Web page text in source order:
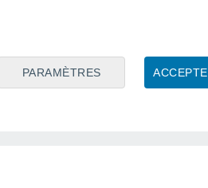
PARAMÈTRES
Voici quelques conseils pour
potager en forme malgré les